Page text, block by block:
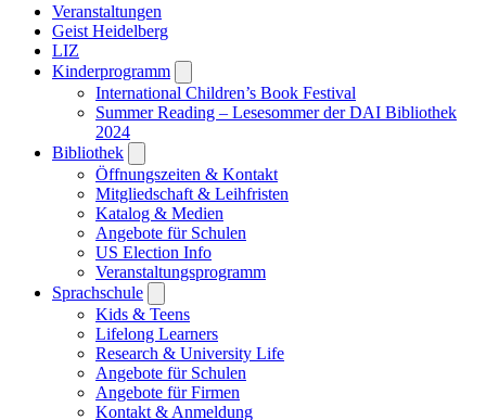
Veranstaltungen
Geist Heidelberg
LIZ
Kinderprogramm
submenu
International Children’s Book Festival
Summer Reading – Lesesommer der DAI Bibliothek
2024
Bibliothek
submenu
Öffnungszeiten & Kontakt
Mitgliedschaft & Leihfristen
Katalog & Medien
Angebote für Schulen
US Election Info
Veranstaltungsprogramm
Sprachschule
submenu
Kids & Teens
Lifelong Learners
Research & University Life
Angebote für Schulen
Angebote für Firmen
Kontakt & Anmeldung